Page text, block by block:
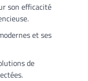
son efficacité
et ses
de